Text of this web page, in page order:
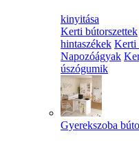
kinyitása
Kerti bútorszettek
hintaszékek Kerti
Napozóágyak
úszógumik
Gyerekszoba